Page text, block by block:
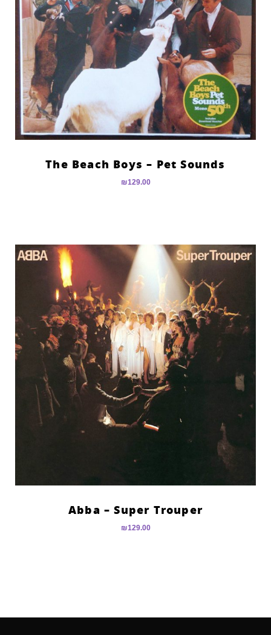
The Beach Boys – Pet Sounds
₪129.00
Abba – Super Trouper
₪129.00